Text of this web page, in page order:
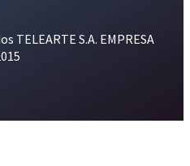
TELEARTE S.A. EMPRESA